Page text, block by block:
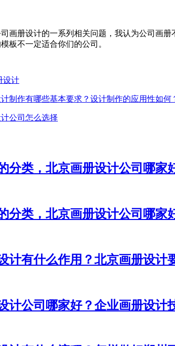
司画册设计的一系列相关问题，我认为公司画
板不一定适合你们的公司。
设计
制作有哪些基本要求？设计制作的应用性如何
公司怎么选择
分类，北京画册设计公司哪家
分类，北京画册设计公司哪家
计有什么作用？北京画册设计
计公司哪家好？企业画册设计